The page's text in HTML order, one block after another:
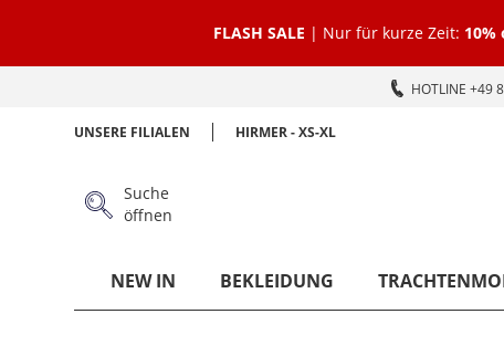
FLASH SALE | Nur für kurze Zeit: 10%
HOTLINE +49
UNSERE FILIALEN HIRMER - XS-XL
Suche
öffnen
NEW IN BEKLEIDUNG